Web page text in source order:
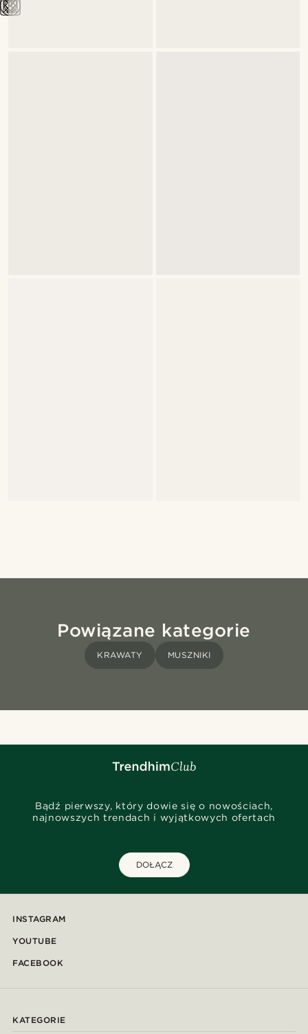
Powiązane kategorie
KRAWATY MUSZNIKI
Bądź pierwszy, który dowie się o nowościach,
najnowszych trendach i wyjątkowych ofertach
DOŁĄCZ
INSTAGRAM
YOUTUBE
FACEBOOK
KATEGORIE